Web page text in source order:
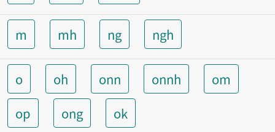
m mh ng ngh
o oh onn onnh
om
op
ong ok